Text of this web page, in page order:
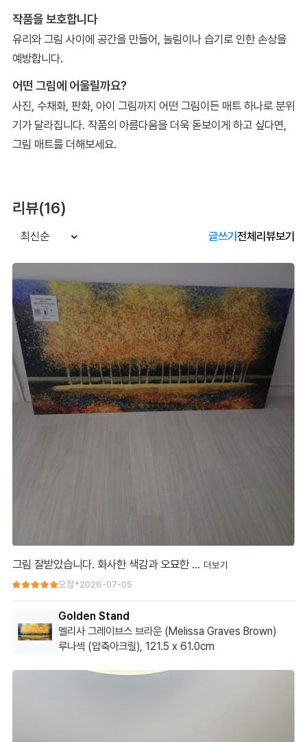
작품을 보호합니다
유리와 그림 사이에 공간을 만들어, 눌림이나 습기로 인한 손상을
예방합니다.
어떤 그림에 어울릴까요?
사진, 수채화, 판화, 아이 그림까지 어떤 그림이든 매트 하나로 분위
기가 달라집니다. 작품의 아름다움을 더욱 돋보이게 하고 싶다면,
그림 매트를 더해보세요.
리뷰(16)
최신순 글쓰기전체리뷰보기
그림 잘받았습니다. 화사한 색감과 오묘한 …
그림 잘받았습니다.
경이롭게 느껴지네요.
거실이 화사해졌어요.
오정*2026-07-05
Golden Stand
멜리사 그레이브스 브라운 (Melissa Graves Brown)
루나섹 (압축아크릴), 121.5 x 61.0cm